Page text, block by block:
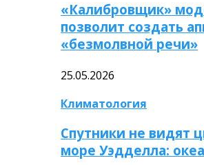
«Калибровщик»
позволит создать
«безмолвной речи»
25.05.2026
Климатология
Спутники не видят
море Уэдделла: